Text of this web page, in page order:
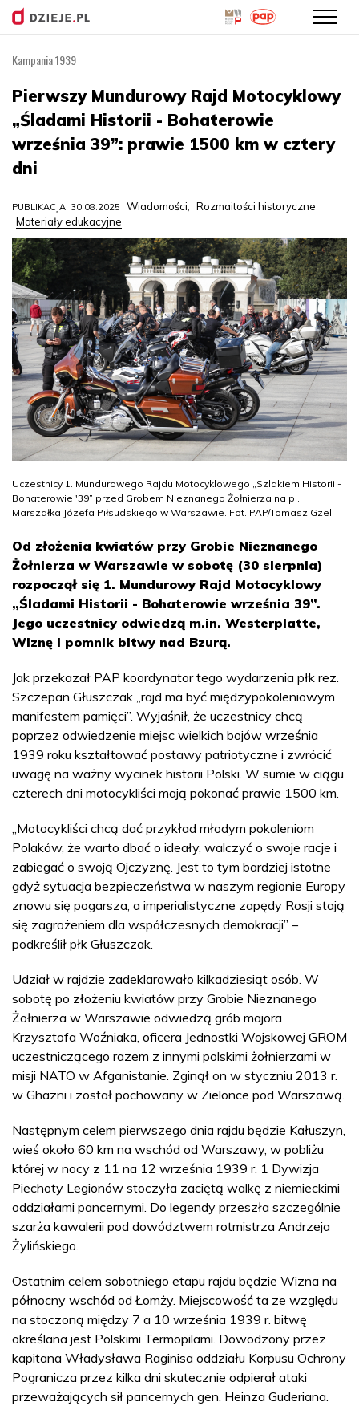
treści
Kampania 1939
Pierwszy Mundurowy Rajd Motocyklowy
„Śladami Historii - Bohaterowie
września 39”: prawie 1500 km w cztery
dni
PUBLIKACJA: 30.08.2025 Wiadomości, Rozmaitości historyczne,
Materiały edukacyjne
Uczestnicy 1. Mundurowego Rajdu Motocyklowego „Szlakiem Historii -
Bohaterowie '39” przed Grobem Nieznanego Żołnierza na pl.
Marszałka Józefa Piłsudskiego w Warszawie. Fot. PAP/Tomasz Gzell
Od złożenia kwiatów przy Grobie Nieznanego
Żołnierza w Warszawie w sobotę (30 sierpnia)
rozpoczął się 1. Mundurowy Rajd Motocyklowy
„Śladami Historii - Bohaterowie września 39”.
Jego uczestnicy odwiedzą m.in. Westerplatte,
Wiznę i pomnik bitwy nad Bzurą.
Jak przekazał PAP koordynator tego wydarzenia płk rez.
Szczepan Głuszczak „rajd ma być międzypokoleniowym
manifestem pamięci”. Wyjaśnił, że uczestnicy chcą
poprzez odwiedzenie miejsc wielkich bojów września
1939 roku kształtować postawy patriotyczne i zwrócić
uwagę na ważny wycinek historii Polski. W sumie w ciągu
czterech dni motocykliści mają pokonać prawie 1500 km.
„Motocykliści chcą dać przykład młodym pokoleniom
Polaków, że warto dbać o ideały, walczyć o swoje racje i
zabiegać o swoją Ojczyznę. Jest to tym bardziej istotne
gdyż sytuacja bezpieczeństwa w naszym regionie Europy
znowu się pogarsza, a imperialistyczne zapędy Rosji stają
się zagrożeniem dla współczesnych demokracji” –
podkreślił płk Głuszczak.
Udział w rajdzie zadeklarowało kilkadziesiąt osób. W
sobotę po złożeniu kwiatów przy Grobie Nieznanego
Żołnierza w Warszawie odwiedzą grób majora
Krzysztofa Woźniaka, oficera Jednostki Wojskowej GROM
uczestniczącego razem z innymi polskimi żołnierzami w
misji NATO w Afganistanie. Zginął on w styczniu 2013 r.
w Ghazni i został pochowany w Zielonce pod Warszawą.
Następnym celem pierwszego dnia rajdu będzie Kałuszyn,
wieś około 60 km na wschód od Warszawy, w pobliżu
której w nocy z 11 na 12 września 1939 r. 1 Dywizja
Piechoty Legionów stoczyła zaciętą walkę z niemieckimi
oddziałami pancernymi. Do legendy przeszła szczególnie
szarża kawalerii pod dowództwem rotmistrza Andrzeja
Żylińskiego.
Ostatnim celem sobotniego etapu rajdu będzie Wizna na
północny wschód od Łomży. Miejscowość ta ze względu
na stoczoną między 7 a 10 września 1939 r. bitwę
określana jest Polskimi Termopilami. Dowodzony przez
kapitana Władysława Raginisa oddziału Korpusu Ochrony
Pogranicza przez kilka dni skutecznie odpierał ataki
przeważających sił pancernych gen. Heinza Guderiana.